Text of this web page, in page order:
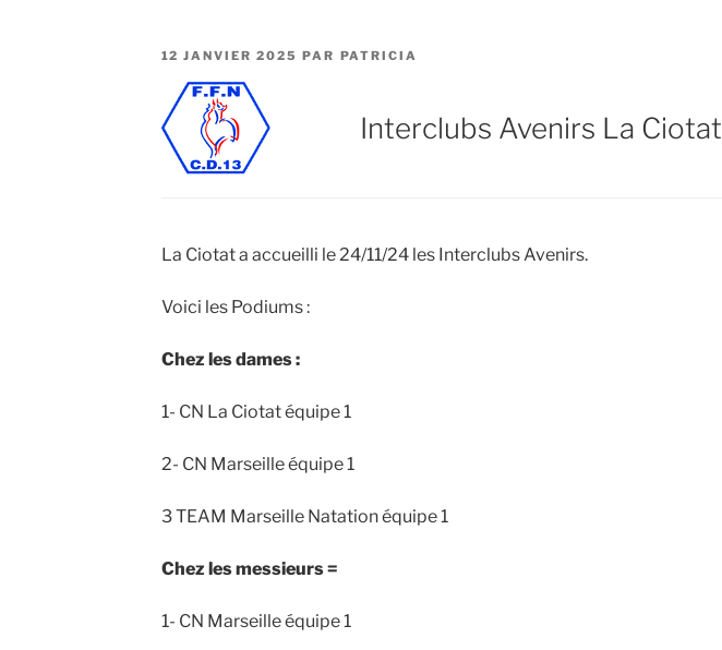
PUBLIÉ
12 JANVIER 2025 PAR PATRICIA
Interclubs Avenirs La Ciotat
La Ciotat a accueilli le 24/11/24 les Interclubs Avenirs.
Voici les Podiums :
Chez les dames :
1- CN La Ciotat équipe 1
2- CN Marseille équipe 1
3 TEAM Marseille Natation équipe 1
Chez les messieurs =
1- CN Marseille équipe 1